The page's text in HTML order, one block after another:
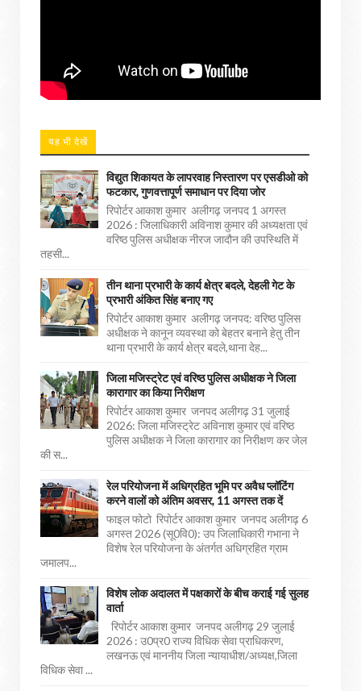
यह भी देखें
विद्युत शिकायत के लापरवाह निस्तारण पर एसडीओ को
फटकार, गुणवत्तापूर्ण समाधान पर दिया जोर
रिपोर्टर आकाश कुमार अलीगढ़ जनपद 1 अगस्त
2026 : जिलाधिकारी अविनाश कुमार की अध्यक्षता एवं
वरिष्ठ पुलिस अधीक्षक नीरज जादौन की उपस्थिति में
तहसी...
तीन थाना प्रभारी के कार्य क्षेत्र बदले, देहली गेट के
प्रभारी अंकित सिंह बनाए गए
रिपोर्टर आकाश कुमार अलीगढ़ जनपद: वरिष्ठ पुलिस
अधीक्षक ने कानून व्यवस्था को बेहतर बनाने हेतु तीन
थाना प्रभारी के कार्य क्षेत्र बदले,थाना देह...
जिला मजिस्ट्रेट एवं वरिष्ठ पुलिस अधीक्षक ने जिला
कारागार का किया निरीक्षण
रिपोर्टर आकाश कुमार जनपद अलीगढ़ 31 जुलाई
2026: जिला मजिस्ट्रेट अविनाश कुमार एवं वरिष्ठ
पुलिस अधीक्षक ने जिला कारागार का निरीक्षण कर जेल
की स...
रेल परियोजना में अधिग्रहित भूमि पर अवैध प्लॉटिंग
करने वालों को अंतिम अवसर, 11 अगस्त तक दें
फाइल फोटो रिपोर्टर आकाश कुमार जनपद अलीगढ़ 6
अगस्त 2026 (सू0वि0): उप जिलाधिकारी गभाना ने
विशेष रेल परियोजना के अंतर्गत अधिग्रहित ग्राम
जमालप...
विशेष लोक अदालत में पक्षकारों के बीच कराई गई सुलह
वार्ता
रिपोर्टर आकाश कुमार जनपद अलीगढ़ 29 जुलाई
2026 : उ0प्र0 राज्य विधिक सेवा प्राधिकरण,
लखनऊ एवं माननीय जिला न्यायाधीश/अध्यक्ष,जिला
विधिक सेवा ...